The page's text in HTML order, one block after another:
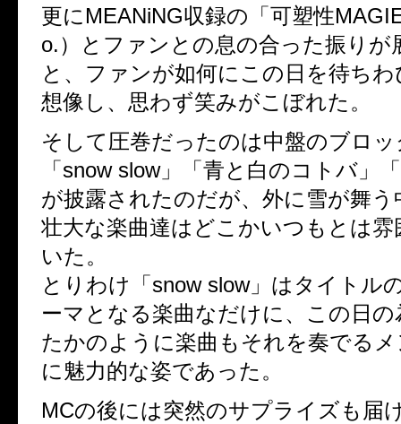
更にMEANiNG収録の「可塑性
o.）とファンとの息の合った振りが
と、ファンが如何にこの日を待ち
想像し、思わず笑みがこぼれた。
そして圧巻だったのは中盤のブロ
「snow slow」「青と白のコトバ」
が披露されたのだが、外に雪が舞う
壮大な楽曲達はどこかいつもとは雰
いた。
とりわけ「snow slow」はタイトル
ーマとなる楽曲なだけに、この日
たかのように楽曲もそれを奏でる
に魅力的な姿であった。
MCの後には突然のサプライズも届